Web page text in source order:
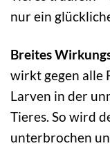
nur ein
Breites
wirkt gegen alle
Larven in der
Tieres. So wird
unterbrochen